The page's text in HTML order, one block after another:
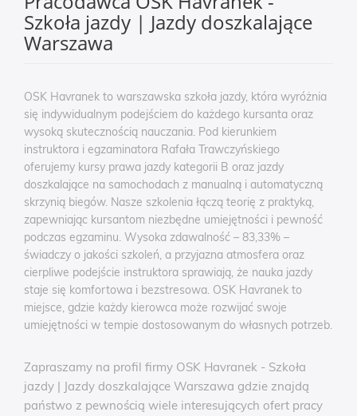
Szkoła jazdy | Jazdy doszkalające
Warszawa
OSK Havranek to warszawska szkoła jazdy, która wyróżnia
się indywidualnym podejściem do każdego kursanta oraz
wysoką skutecznością nauczania. Pod kierunkiem
instruktora i egzaminatora Rafała Trawczyńskiego
oferujemy kursy prawa jazdy kategorii B oraz jazdy
doszkalające na samochodach z manualną i automatyczną
skrzynią biegów. Nasze szkolenia łączą teorię z praktyką,
zapewniając kursantom niezbędne umiejętności i pewność
podczas egzaminu. Wysoka zdawalność – 83,33% –
świadczy o jakości szkoleń, a przyjazna atmosfera oraz
cierpliwe podejście instruktora sprawiają, że nauka jazdy
staje się komfortowa i bezstresowa. OSK Havranek to
miejsce, gdzie każdy kierowca może rozwijać swoje
umiejętności w tempie dostosowanym do własnych potrzeb.
Zapraszamy na profil firmy OSK Havranek - Szkoła
jazdy | Jazdy doszkalające Warszawa gdzie znajdą
państwo z pewnością wiele interesujących ofert pracy